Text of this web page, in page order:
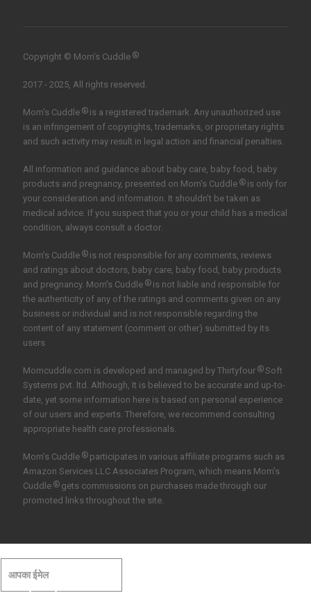
Copyright © Mom’s Cuddle ®
2017 - 2025, All rights reserved.
Mom's Cuddle ®is a registered trademark. Any unauthorized use
is an infringement of copyrights, trademarks, or proprietary rights
and such activity may result in legal action and financial penalties.
All information and guidance about baby care, baby food, baby
products and pregnancy, presented on Mom's Cuddle ®is only for
your consideration and information. It shouldn't be taken as
medical advice. If you suspect that you or your child has a medical
condition, always consult a doctor.
Mom's Cuddle ®is not responsible for any comments, reviews
and ratings about doctors, baby care, baby food, baby products
and pregnancy. Mom's Cuddle ®is not liable and responsible for
the authenticity of any of the ratings and comments given on any
business or individual and is not responsible regarding the
content of any statement (comment or other) submitted by its
users
Momcuddle.com is developed and managed by Thirtyfour ®Soft
Systems pvt. ltd. Although, It is believed to be accurate and up-to-
date, yet some information here is based on personal experience
of our users and experts. Therefore, we recommend consulting
appropriate health care professionals.
Mom’s Cuddle ®participates in various affiliate programs such as
Amazon Services LLC Associates Program, which means Mom’s
Cuddle ®gets commissions on purchases made through our
promoted links throughout the site.